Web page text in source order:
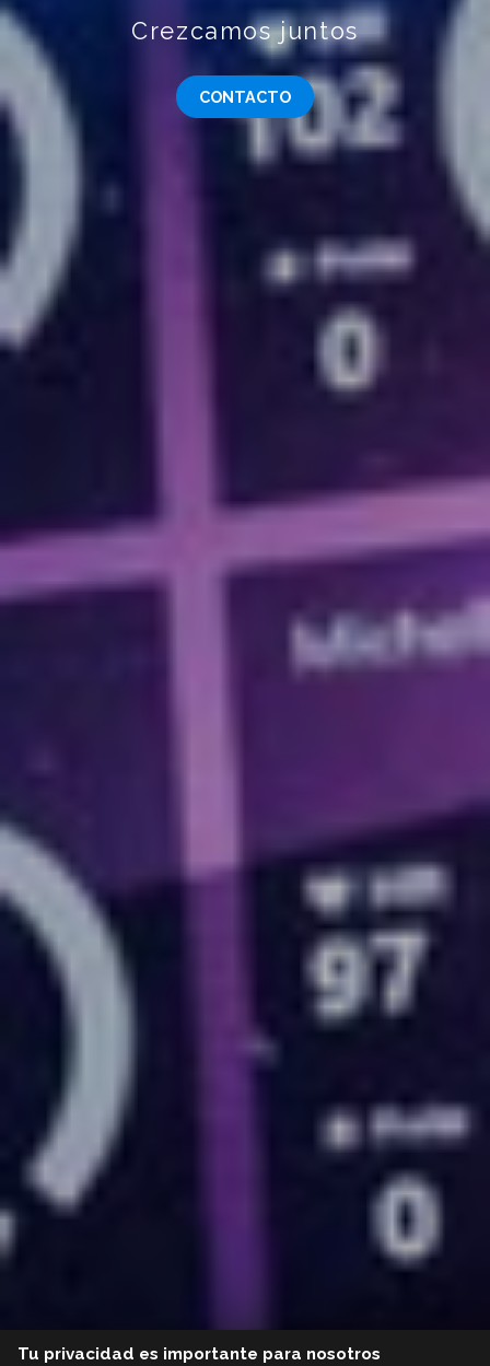
Crezcamos juntos
CONTACTO
Tu privacidad es importante para nosotros